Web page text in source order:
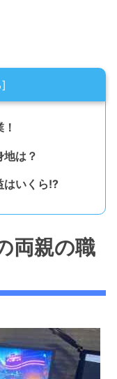
は？
はいくら!?
両親の職